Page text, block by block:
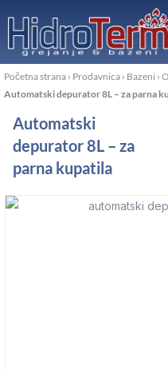
sadržaj
Početna strana › Prodavnica › Bazeni ›
Automatski depurator 8L – za parna
Automatski
depurator 8L – za
parna kupatila